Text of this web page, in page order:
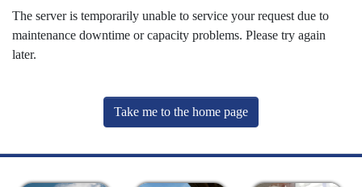
The server is temporarily unable to service your request due to
maintenance downtime or capacity problems. Please try again
later.
Take me to the home page